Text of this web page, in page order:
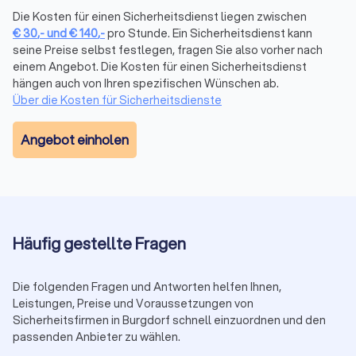
Zeit und sehen echte Bewertungen. Unverbindlich und
kostenlos. Jetzt Angebote in Burgdorf Kreis Hannover
vergleichen ( Sicherheitsdienst-Anbieter).
3. Vor-Ort-Begehung:Lagecheck, Zugänge,
Kommunikationswege und Eskalationsstufen festlegen. So
startet der Einsatz reibungslos, auch in der Innenstadt.
4. Start & Review:Mit klaren KPIs (Reaktionszeiten,
Berichtswesen) starten, regelmäßig auswerten und bei
Bedarf nachschärfen. Das hält Qualität stabil und Kosten
Preisrahmen und Zuschläge
Die Spannen hängen von Einsatzart, Dauer und Teamgröße ab.
Veranstaltungsschutz:28 € bis 50 € pro Stunde.
Brandwache:25 € bis 40 € pro Stunde.
Personenschutz (Leibwächter):50 € bis 150 € pro
Stunde.
Die Kosten für einen Sicherheitsdienst liegen zwischen
€30,-und€140,-pro Stunde. Ein Sicherheitsdienst kann
seine Preise selbst festlegen, fragen Sie also vorher nach
einem Angebot. Die Kosten für einen Sicherheitsdienst
hängen auch von Ihren spezifischen Wünschen ab.
Über die Kosten für Sicherheitsdienste
Angebot einholen
Häufig gestellte Fragen
Die folgenden Fragen und Antworten helfen Ihnen,
Leistungen, Preise und Voraussetzungen von
Sicherheitsfirmen in Burgdorf schnell einzuordnen und den
passenden Anbieter zu wählen.